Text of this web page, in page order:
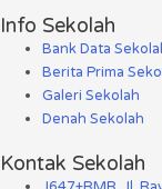
Info Sekolah
Bank Data
Berita Prima
Galeri Sekolah
Denah Sekolah
Kontak Sekolah